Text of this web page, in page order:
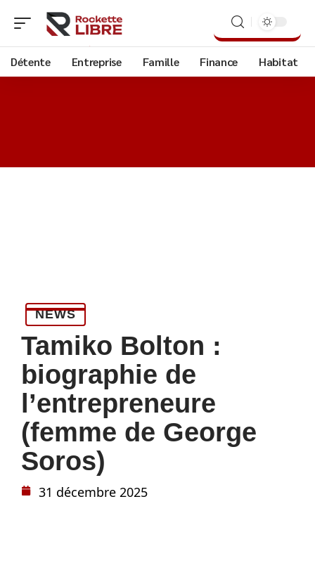
Détente Entreprise Famille Finance Habitat
NEWS
Tamiko Bolton :
biographie de
l’entrepreneure
(femme de George
Soros)
31 décembre 2025